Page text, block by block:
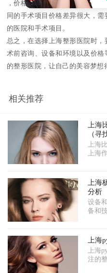
，价格也是选择整形医院时需
同的手术项目价格差异很大，
的医院和手术项目。
总之，在选择上海整形医院时，
术前咨询、设备和环境以及价
的整形医院，让自己的美容梦想
相关推荐
上海
（寻
上海
上海
上海
分析
设备
备和
上海
上海
注的